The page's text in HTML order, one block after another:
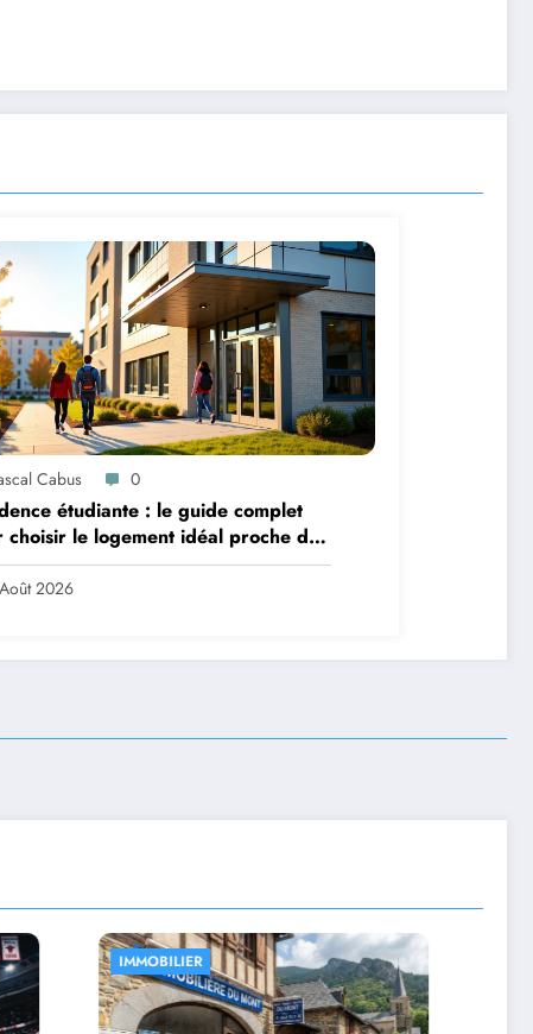
Cabus 0
étudiante : le guide complet
choisir le logement idéal proche de
2026
LIFESTYLE